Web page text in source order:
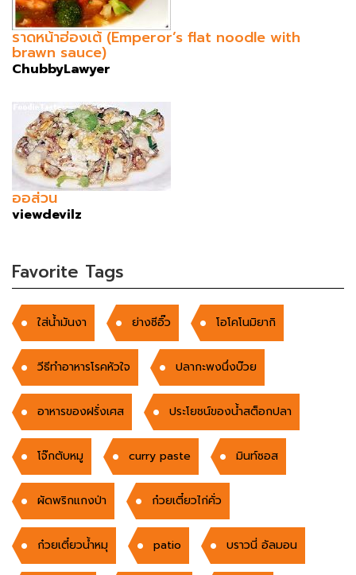
ราดหน้าฮ่องเต้ (Emperor’s flat noodle with
brawn sauce)
ChubbyLawyer
ออส่วน
viewdevilz
Favorite Tags
ใส่น้ำมันงา ย่างซีอิ๊ว โอโคโนมิยากิ
วีธีทำอาหารโรคหัวใจ ปลากะพงนึ่งบ๊วย
อาหารของฝรั่งเศส ประโยชน์ของน้ำสต็อกปลา
โจ๊กตับหมู curry paste มินท์ซอส
ผัดพริกแกงป่า ก๋วยเตี๋ยวไก่คั่ว
ก๋วยเตี๋ยวน้ำหมุ patio บราวนี่ อัลมอน